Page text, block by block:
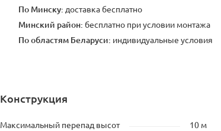
По Минску: доставка бесплатно
Минский район: бесплатно при условии монтажа
По областям Беларуси: индивидуальные условия
Конструкция
Максимальный перепад высот 10 м